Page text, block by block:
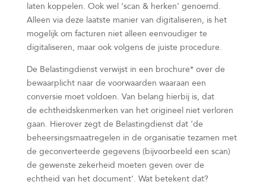
laten koppelen. Ook wel ‘scan & herken’ genoemd.
Alleen via deze laatste manier van digitaliseren, is het
mogelijk om facturen niet alleen eenvoudiger te
digitaliseren, maar ook volgens de juiste procedure.
De Belastingdienst verwijst in een brochure* over de
bewaarplicht naar de voorwaarden waaraan een
conversie moet voldoen. Van belang hierbij is, dat
de echtheidskenmerken van het origineel niet verloren
gaan. Hierover zegt de Belastingdienst dat ‘de
beheersingsmaatregelen in de organisatie tezamen met
de geconverteerde gegevens (bijvoorbeeld een scan)
de gewenste zekerheid moeten geven over de
echtheid van het document‘. Wat betekent dat?